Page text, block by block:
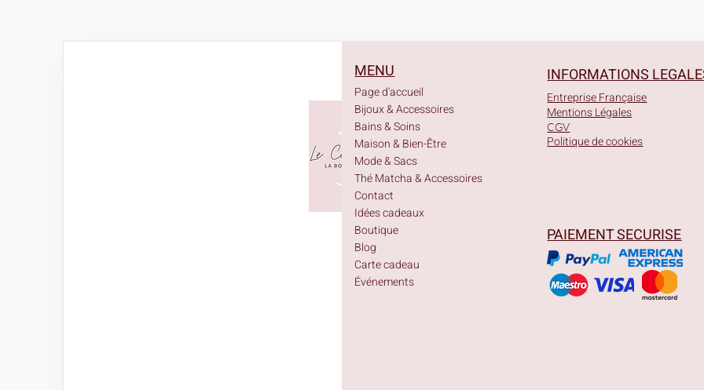
MENU
Page d'accueil
Bijoux & Accessoires
Bains & Soins
Maison & Bien-Être
Mode & Sacs
Thé Matcha & Accessoires
Contact
Idées cadeaux
Boutique
Blog
Carte cadeau
Événements
INFORMATIONS
Entreprise Française
CGV
Politique de cookies
Mentions Légales
PAIEMENT SECURISE